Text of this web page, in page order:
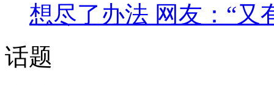
想尽了办法 网友：“又
话题